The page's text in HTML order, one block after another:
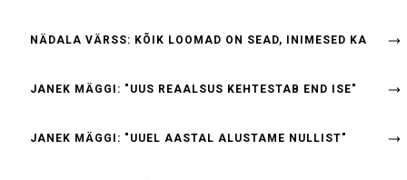
NÄDALA VÄRSS: KÕIK LOOMAD ON SEAD, INIMESED KA
JANEK MÄGGI: "UUS REAALSUS KEHTESTAB END ISE"
JANEK MÄGGI: "UUEL AASTAL ALUSTAME NULLIST"